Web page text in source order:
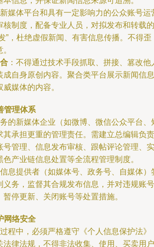
新媒体平台和具有一定影响力的公众账号运
核制度，配备专业人员，对拟发布和转载的
”，杜绝虚假新闻、有害信息传播。不得歪
：不得通过技术手段抓取、拼接、篡改他
成自身原创内容。聚合类平台展示新闻信息
媒体的内容。
管理体系
的新媒体企业（如微博、微信公众平台、
其承担更重的管理责任。需建立总编辑负责
号管理、信息发布审核、跟帖评论管理、实
产业链信息处置等全流程管理制度。
息提供者（如媒体号、政务号、自媒体）
义务，监督其合规发布信息，并对违规账号
停更新、关闭账号等处置措施。
网络安全
程中，必须严格遵守《个人信息保护法》
法律法规，不得非法收集、使用、买卖用户